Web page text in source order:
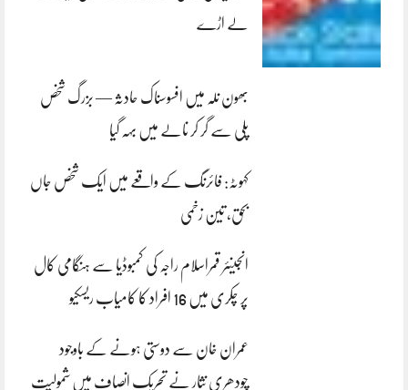
لے اڑے
بھون نلہ میں افسوسناک حادثہ — بزرگ شخص
پلی سے گر کر نالے میں بہہ گیا
کہوٹہ: فائرنگ کے واقعے میں ایک شخص جاں
بحق، تین زخمی
انجینئر قمراسلام راجہ کی کمبوڈیا سے ہنگامی کال
پر چکری میں 16 افراد کا کامیاب ریسکیو
عمران خان سے دوستی ہونے کے باوجود
چودھری نثار نے تحریک انصاف میں شمولیت